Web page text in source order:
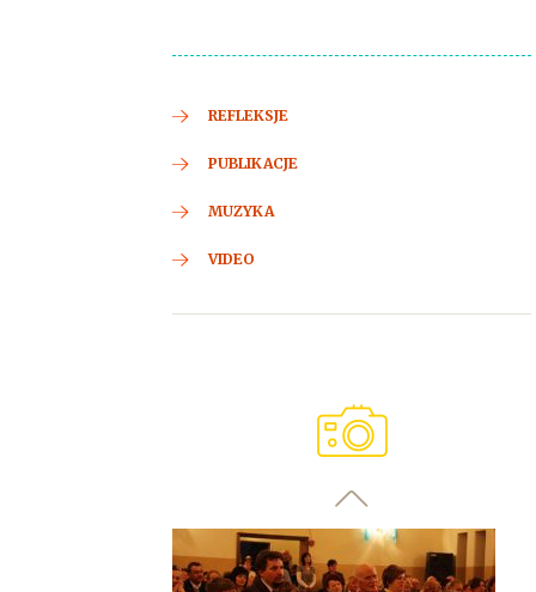
REFLEKSJE
PUBLIKACJE
MUZYKA
VIDEO